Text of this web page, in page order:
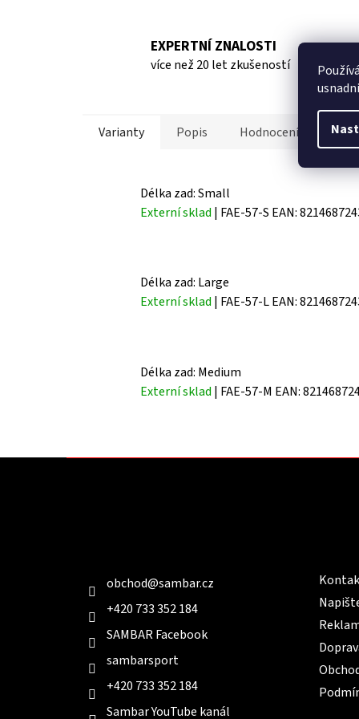
EXPERTNÍ ZNALOSTI
více než 20 let zkušeností
Varianty Popis Hodnocení (1)
Délka zad: Small
Externí sklad | FAE-57-S EAN:
Délka zad: Large
Externí sklad | FAE-57-LEAN:
Délka zad: Medium
Externí sklad | FAE-57-M EAN:
obchod@sambar.cz
+420 733 352 184
SAMBAR Facebook
sambarsport
+420 733 352 184
Sambar YouTube kanál